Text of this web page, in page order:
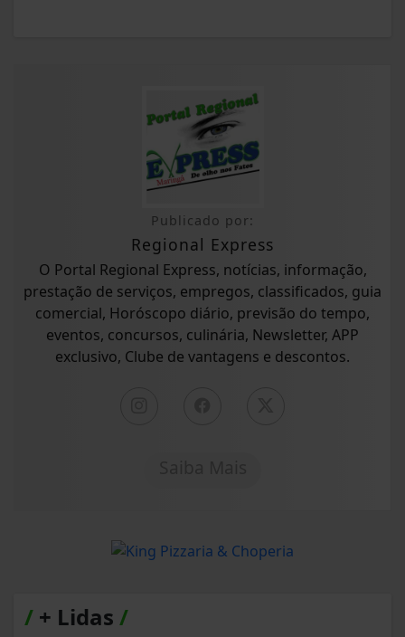
Publicado por:
Regional Express
O Portal Regional Express, notícias, informação,
prestação de serviços, empregos, classificados, guia
comercial, Horóscopo diário, previsão do tempo,
eventos, concursos, culinária, Newsletter, APP
exclusivo, Clube de vantagens e descontos.
/ + Lidas /